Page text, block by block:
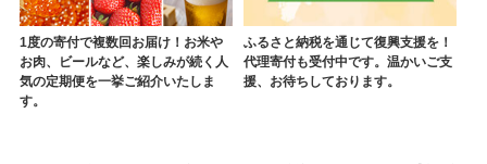
1度の寄付で複数回お届け！お米や
お肉、ビールなど、楽しみが続く人
気の定期便を一挙ご紹介いたしま
す。
ふるさと納税を通じて復興支援を！
代理寄付も受付中です。温かいご支
援、お待ちしております。